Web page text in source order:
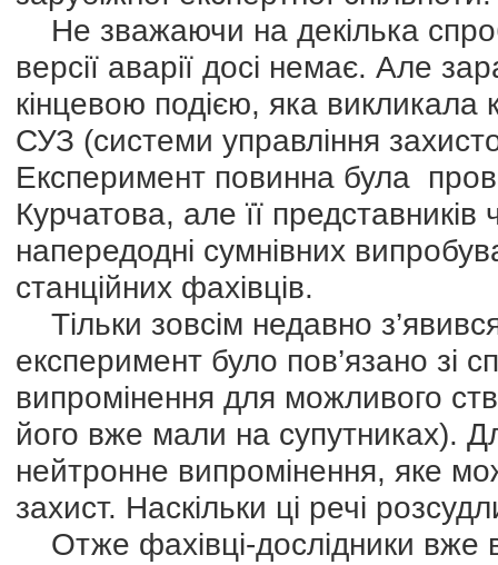
Не зважаючи на декілька
версії аварії досі немає. Але
кінцевою подією, яка
СУЗ (системи управління
Експеримент повинна була
Курчатова, але її
напередодні сумнівних
станційних фахівців.
Тільки зовсім недавно
експеримент було пов’язано зі
випромінення для можливого
його вже мали на супутниках).
нейтронне випромінення, яке
захист. Наскільки ці речі
Отже фахівці-дослідники